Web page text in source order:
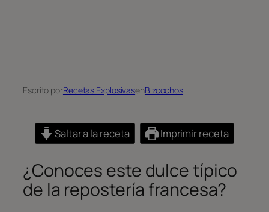
Escrito porRecetas ExplosivasenBizcochos
Saltar a la receta Imprimir receta
¿Conoces este dulce típico
de la repostería francesa?